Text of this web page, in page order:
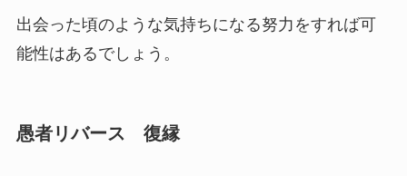
出会った頃のような気持ちになる努力をすれば可
能性はあるでしょう。
愚者リバース 復縁